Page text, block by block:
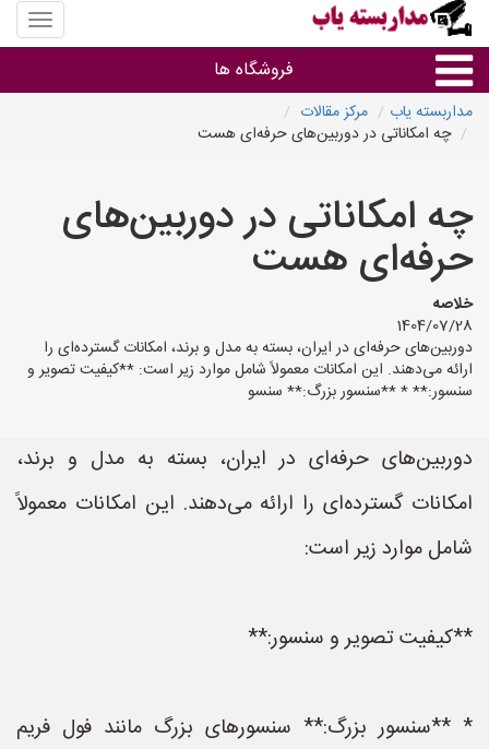
منوی
سایت
یاب
فروشگاه ها
براساس مشخصات ظاهری
براساس برند
فروشندگان دوربین مداربسته
مداربسته یاب
مرکز مقالات
چه امکاناتی در دوربین‌های حرفه‌ای هست
چه امکاناتی در دوربین‌های
حرفه‌ای هست
خلاصه
1404/07/28
دوربین‌های حرفه‌ای در ایران، بسته به مدل و برند، امکانات گسترده‌ای را
ارائه می‌دهند. این امکانات معمولاً شامل موارد زیر است: **کیفیت تصویر و
سنسور:** * **سنسور بزرگ:** سنسو
دوربین‌های حرفه‌ای در ایران، بسته به مدل و برند،
امکانات گسترده‌ای را ارائه می‌دهند. این امکانات معمولاً
شامل موارد زیر است:
**کیفیت تصویر و سنسور:**
* **سنسور بزرگ:** سنسورهای بزرگ مانند فول فریم